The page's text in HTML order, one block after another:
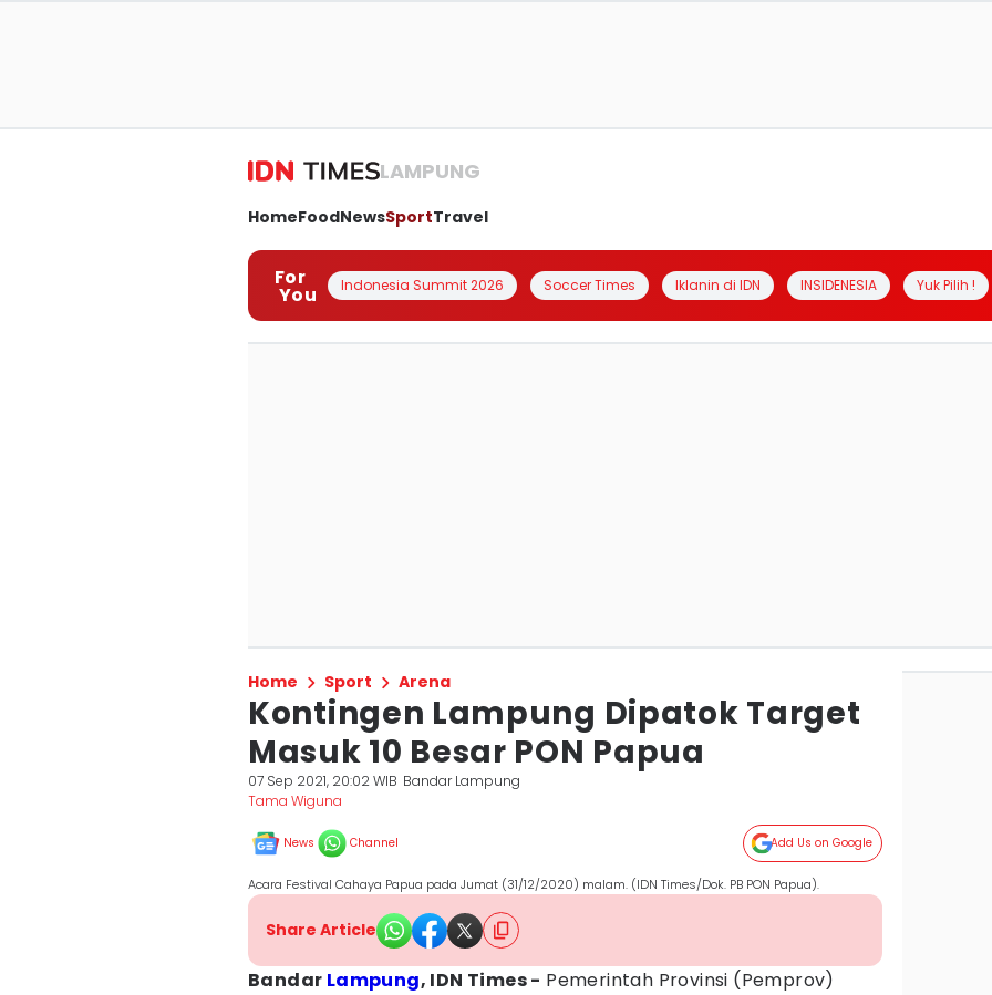
LAMPUNG
HomeFoodNewsSportTravel
For
You Indonesia Summit 2026 Soccer Times Iklanin di IDN INSIDENESIA Yuk Pilih !
Home Sport Arena
Kontingen Lampung Dipatok Target
Masuk 10 Besar PON Papua
07 Sep 2021, 20:02 WIB Bandar Lampung
Tama Wiguna
News Channel Add Us on Google
Acara Festival Cahaya Papua pada Jumat (31/12/2020) malam. (IDN Times/Dok. PB PON Papua).
Share Article
Bandar Lampung, IDN Times - Pemerintah Provinsi (Pemprov)